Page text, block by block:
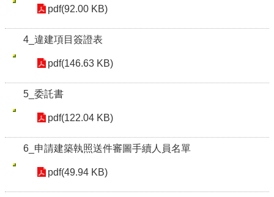
pdf(92.00 KB)
4_違建項目簽證表
pdf(146.63 KB)
5_委託書
pdf(122.04 KB)
6_申請建築執照送件審圖手續人員名單
pdf(49.94 KB)